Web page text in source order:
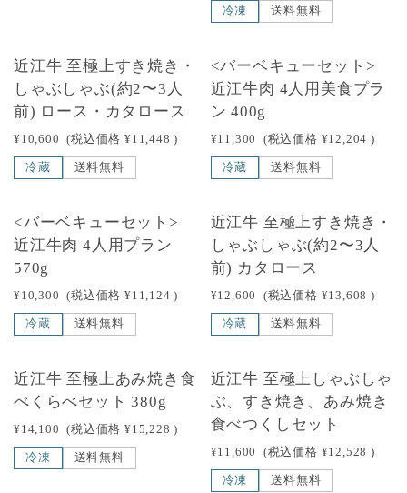
冷凍 送料無料
近江牛 至極上すき焼き・
しゃぶしゃぶ(約2〜3人
前) ロース・カタロース
¥10,600 (税込価格 ¥11,448 )
冷蔵 送料無料
<バーベキューセット>
近江牛肉 4人用美食プラ
ン 400g
¥11,300 (税込価格 ¥12,204 )
冷蔵 送料無料
<バーベキューセット>
近江牛肉 4人用プラン
570g
¥10,300 (税込価格 ¥11,124 )
冷蔵 送料無料
近江牛 至極上すき焼き・
しゃぶしゃぶ(約2〜3人
前) カタロース
¥12,600 (税込価格 ¥13,608 )
冷蔵 送料無料
近江牛 至極上あみ焼き食
べくらべセット 380g
¥14,100 (税込価格 ¥15,228 )
冷凍 送料無料
近江牛 至極上しゃぶしゃ
ぶ、すき焼き、あみ焼き
食べつくしセット
¥11,600 (税込価格 ¥12,528 )
冷凍 送料無料